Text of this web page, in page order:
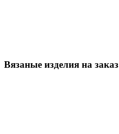
Вязаные изделия на заказ